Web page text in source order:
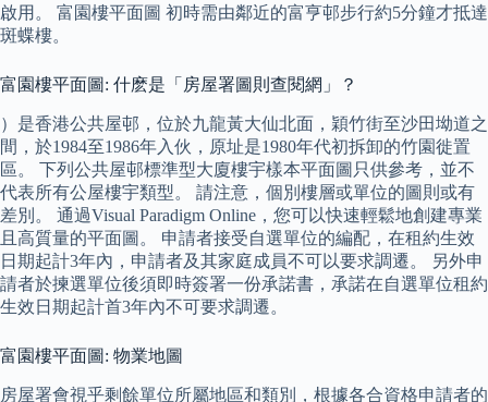
啟用。 富園樓平面圖 初時需由鄰近的富亨邨步行約5分鐘才抵達
斑蝶樓。
富園樓平面圖: 什麽是「房屋署圖則查閱網」？
）是香港公共屋邨，位於九龍黃大仙北面，穎竹街至沙田坳道之
間，於1984至1986年入伙，原址是1980年代初拆卸的竹園徙置
區。 下列公共屋邨標準型大廈樓宇樣本平面圖只供參考，並不
代表所有公屋樓宇類型。 請注意，個別樓層或單位的圖則或有
差別。 通過Visual Paradigm Online，您可以快速輕鬆地創建專業
且高質量的平面圖。 申請者接受自選單位的編配，在租約生效
日期起計3年內，申請者及其家庭成員不可以要求調遷。 另外申
請者於揀選單位後須即時簽署一份承諾書，承諾在自選單位租約
生效日期起計首3年內不可要求調遷。
富園樓平面圖: 物業地圖
房屋署會視乎剩餘單位所屬地區和類別，根據各合資格申請者的